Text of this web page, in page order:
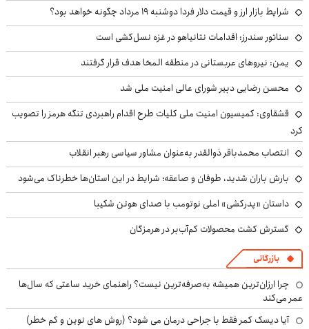
شرایط بازار ارز و قیمت دلار فردا دوشنبه ۱۹ مرداد چگونه خواهد بود؟
سناتور سندرز: اقدامات نتانیاهو در غزه نسل‌کشی است
یمن: نیروهای عربستانی در منطقه المخا هدف قرار گرفتند
محسن رضایی دبیر شورای عالی امنیت ملی شد
قشقاوی: کمیسیون امنیت ملی کلیات طرح اقدام راهبردی تنگه هرمز را تصویب
کرد
انتصاب محمدباقر ذوالقدر به‌عنوان مشاور سیاسی رهبر انقلاب
بارش باران شدید، طوفان و صاعقه؛ شرایط در این استان‌ها خطرناک می‌شود
داستان «پدرکشی» املی نوتومب با صدای هوتن شکیبا
گسترش کشت محصولات کم‌آب‌بر در هرمزگان
بازرگانی
چرا ارزان‌ترین همیشه به‌صرفه‌ترین نیست؟ راهنمای خرید ساعتی که سال‌ها
عمر می‌کند
آیا دیسک کمر فقط با جراحی درمان می شود؟ (روش های نوین و کم خطر)